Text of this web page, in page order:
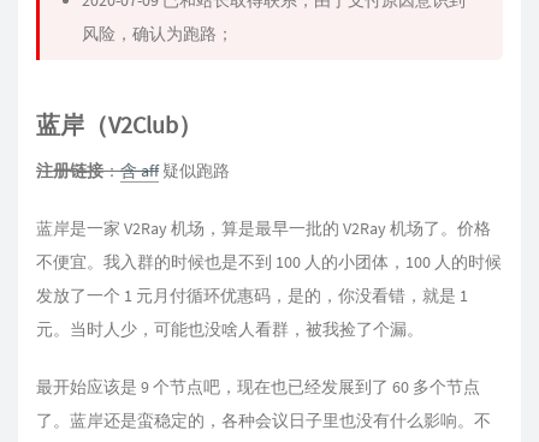
风险，确认为跑路；
蓝岸（V2Club）
注册链接：含 aff疑似跑路
蓝岸是一家 V2Ray 机场，算是最早一批的 V2Ray 机场了。价格
不便宜。我入群的时候也是不到 100 人的小团体，100 人的时候
发放了一个 1 元月付循环优惠码，是的，你没看错，就是 1
元。当时人少，可能也没啥人看群，被我捡了个漏。
最开始应该是 9 个节点吧，现在也已经发展到了 60 多个节点
了。蓝岸还是蛮稳定的，各种会议日子里也没有什么影响。不